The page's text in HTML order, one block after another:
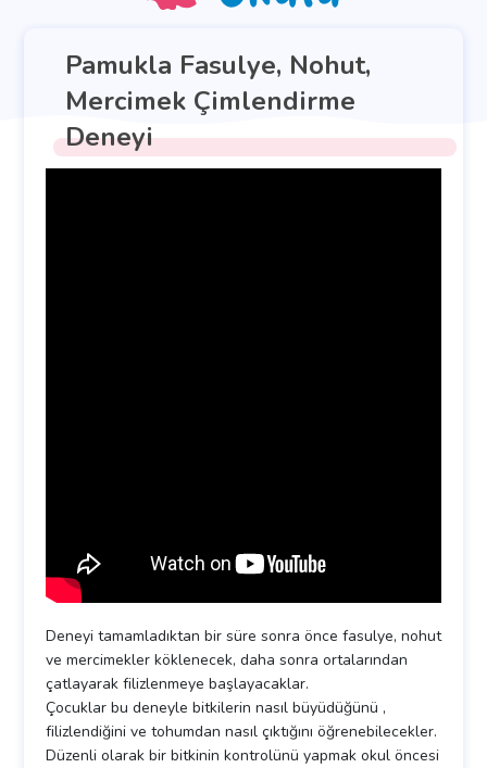
Pamukla Fasulye, Nohut,
Mercimek Çimlendirme
Deneyi
Deneyi tamamladıktan bir süre sonra önce fasulye, nohut
ve mercimekler köklenecek, daha sonra ortalarından
çatlayarak filizlenmeye başlayacaklar.
Çocuklar bu deneyle bitkilerin nasıl büyüdüğünü ,
filizlendiğini ve tohumdan nasıl çıktığını öğrenebilecekler.
Düzenli olarak bir bitkinin kontrolünü yapmak okul öncesi